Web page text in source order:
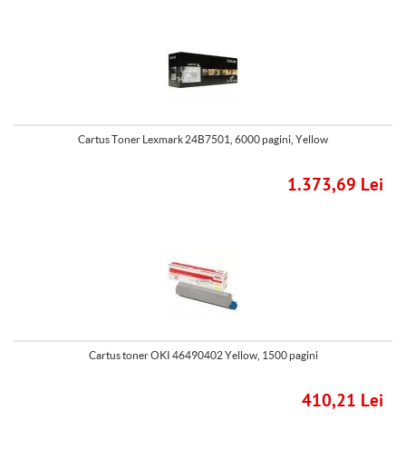
Cartus Toner Lexmark 24B7501, 6000 pagini, Yellow
1.373,69 Lei
Cartus toner OKI 46490402 Yellow, 1500 pagini
410,21 Lei